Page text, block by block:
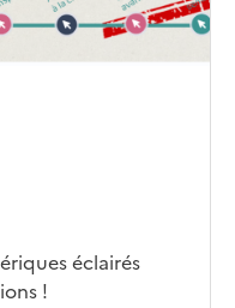
éclairés
!